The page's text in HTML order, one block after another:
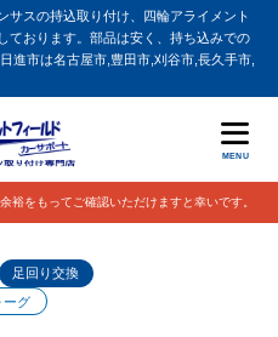
サスの持込取り付け、四輪アライメント
ております。部品は安く、持ち込みでの
進市は名古屋市,豊田市,刈谷市,長久手市,
MENU
裕をもってご確認いただけますと幸いです。
足回り交換
ーグ